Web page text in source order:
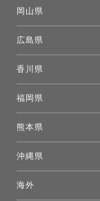
岡山県
広島県
香川県
福岡県
熊本県
沖縄県
海外